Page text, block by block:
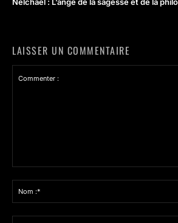
LAISSER UN COMMENTAIRE